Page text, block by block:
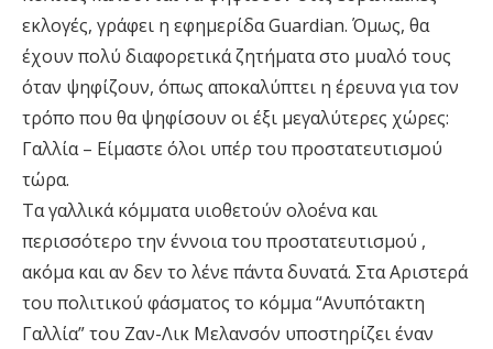
εκλογές, γράφει η εφημερίδα Guardian. Όμως, θα
έχουν πολύ διαφορετικά ζητήματα στο μυαλό τους
όταν ψηφίζουν, όπως αποκαλύπτει η έρευνα για τον
τρόπο που θα ψηφίσουν οι έξι μεγαλύτερες χώρες:
Γαλλία – Είμαστε όλοι υπέρ του προστατευτισμού
τώρα.
Τα γαλλικά κόμματα υιοθετούν ολοένα και
περισσότερο την έννοια του προστατευτισμού ,
ακόμα και αν δεν το λένε πάντα δυνατά. Στα Αριστερά
του πολιτικού φάσματος το κόμμα “Aνυπότακτη
Γαλλία” του Ζαν-Λικ Μελανσόν υποστηρίζει έναν